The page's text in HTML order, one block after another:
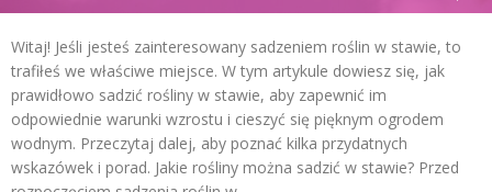
Witaj! Jeśli jesteś zainteresowany sadzeniem roślin w stawie, to
trafiłeś we właściwe miejsce. W tym artykule dowiesz się, jak
prawidłowo sadzić rośliny w stawie, aby zapewnić im
odpowiednie warunki wzrostu i cieszyć się pięknym ogrodem
wodnym. Przeczytaj dalej, aby poznać kilka przydatnych
wskazówek i porad. Jakie rośliny można sadzić w stawie? Przed